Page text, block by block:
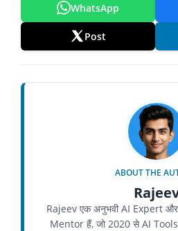
WhatsApp
Post
ABOUT THE
Rajeev एक अनुभवी AI Expert
Mentor हैं, जो 2020 से AI